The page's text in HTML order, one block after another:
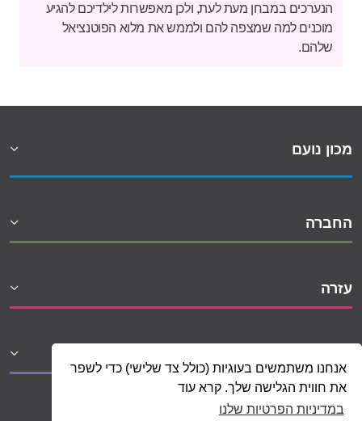
אנחנו משתמשים בעוגיות (כולל צד שלישי) כדי לשפר
את חווית הגלישה שלך. קרא עוד
במדיניות הפרטיות שלנו
הנערכים במבחן מעת לעת, ולכן מאפשרות לילדיכם להגיע
מוכנים למה שמצפה להם ולממש את מלוא הפוטנציאל
שלהם.
מכון נועם
החברה
עזרה